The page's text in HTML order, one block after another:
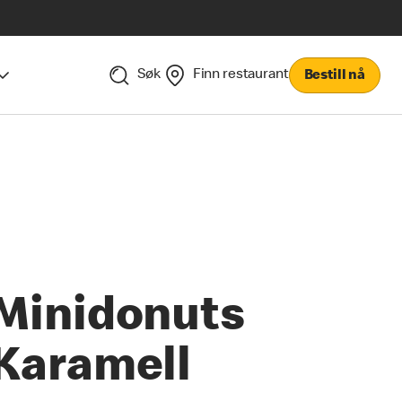
Søk Finn restaurant Bestill nå